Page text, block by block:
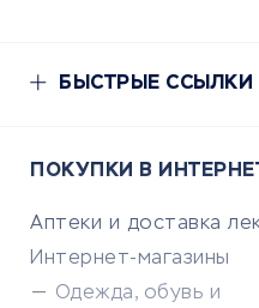
БЫСТРЫЕ ССЫЛКИ
ПОКУПКИ В
Аптеки и доставка
Интернет-магазины
Одежда, обувь и